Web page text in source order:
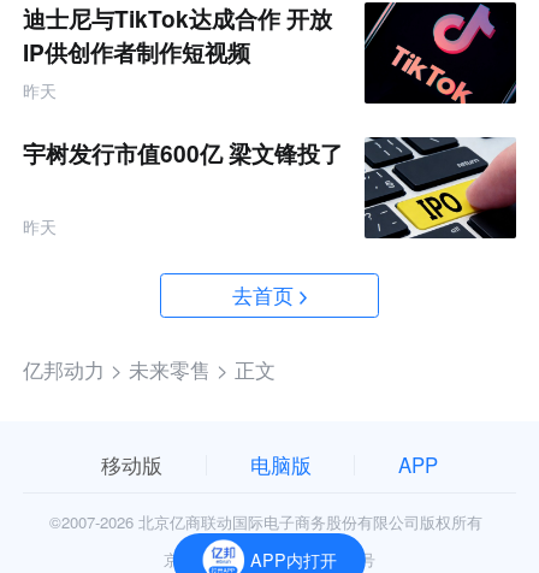
迪士尼与TikTok达成合作 开放
IP供创作者制作短视频
昨天
宇树发行市值600亿 梁文锋投了
昨天
去首页
亿邦动力 > 未来零售 > 正文
APP内打开
移动版 电脑版 APP
©2007-2026 北京亿商联动国际电子商务股份有限公司版权所有
京公网安备11010602006906号